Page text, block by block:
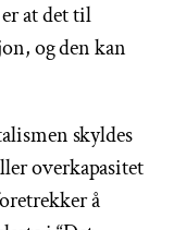
at det til
og den kan
skyldes
overkapasitet
å